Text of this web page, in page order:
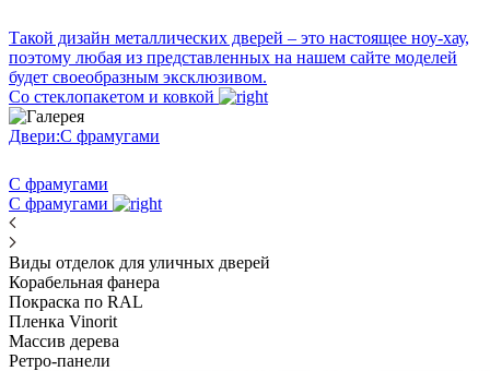
Такой дизайн металлических дверей – это настоящее ноу-хау,
поэтому любая из представленных на нашем сайте моделей
будет своеобразным эксклюзивом.
Со стеклопакетом и ковкой
Двери:С фрамугами
С фрамугами
С фрамугами
Виды отделок для уличных дверей
Корабельная фанера
Покраска по RAL
Пленка Vinorit
Массив дерева
Ретро-панели